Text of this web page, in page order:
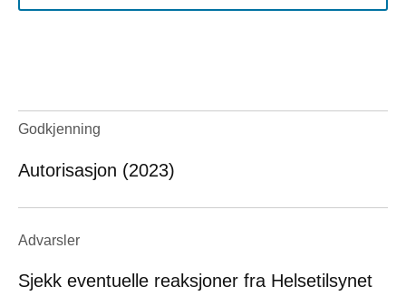
Godkjenning
Autorisasjon (2023)
Advarsler
Sjekk eventuelle reaksjoner fra Helsetilsynet